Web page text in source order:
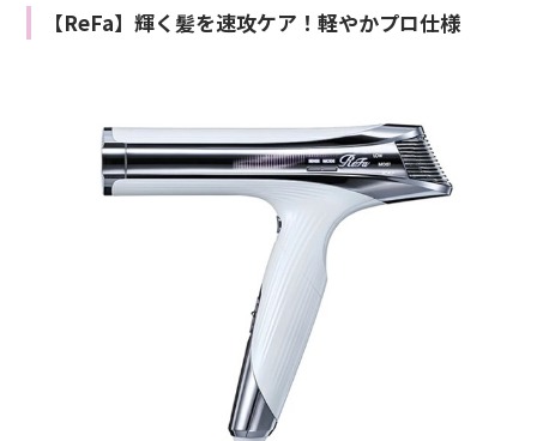
【ReFa】輝く髪を速攻ケア！軽やかプロ仕様